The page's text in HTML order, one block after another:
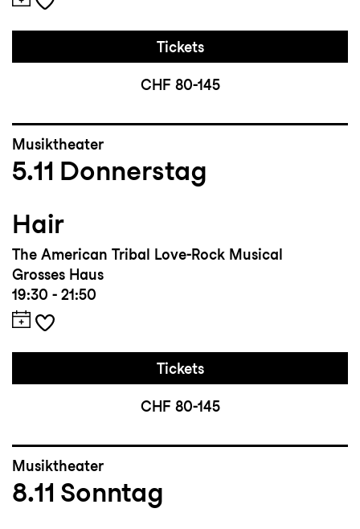
Tickets
CHF 80-145
Musiktheater
5.11 Donnerstag
Hair
The American Tribal Love-Rock Musical
Grosses Haus
19:30 - 21:50
Tickets
CHF 80-145
Musiktheater
8.11 Sonntag